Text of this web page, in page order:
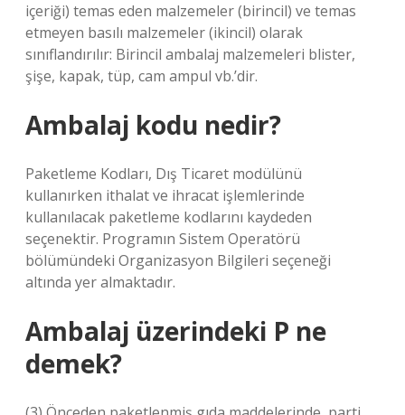
içeriği) temas eden malzemeler (birincil) ve temas
etmeyen basılı malzemeler (ikincil) olarak
sınıflandırılır: Birincil ambalaj malzemeleri blister,
şişe, kapak, tüp, cam ampul vb.’dir.
Ambalaj kodu nedir?
Paketleme Kodları, Dış Ticaret modülünü
kullanırken ithalat ve ihracat işlemlerinde
kullanılacak paketleme kodlarını kaydeden
seçenektir. Programın Sistem Operatörü
bölümündeki Organizasyon Bilgileri seçeneği
altında yer almaktadır.
Ambalaj üzerindeki P ne
demek?